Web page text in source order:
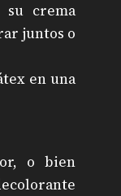
crema
juntos o
en una
o bien